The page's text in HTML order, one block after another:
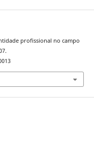
profissional no campo